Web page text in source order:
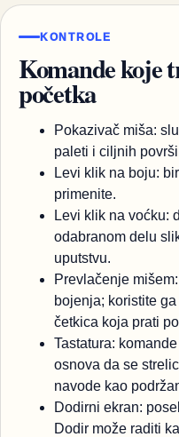
KONTROLE
Komande koje
početka
Pokazivač miša:
paleti i ciljnih
Levi klik na boju:
primenite.
Levi klik na voćku:
odabranom delu
uputstvu.
Prevlačenje
bojenja; koristite
četkica koja prati
Tastatura:
osnova da se
navode kao
Dodirni ekran:
Dodir može raditi